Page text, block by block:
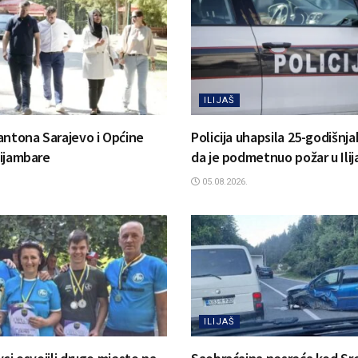
Sarajevo i Općine
ILIJAŠ
Policija uhapsila 25-
da je podmetnuo požar u
05.08.2026.
ILIJAŠ